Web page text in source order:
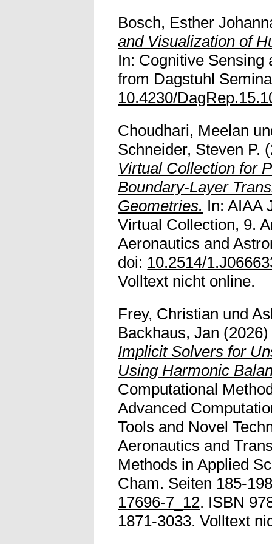
Bosch, Esther
and Visualization of
In: Cognitive Sensing
from Dagstuhl
10.4230/
Choudhari, Meelan
Schneider, Steven P.
Virtual Collection for
Boundary-Layer
Geometries. In: AIAA
Virtual Collection, 9.
Aeronautics and
doi: 10.2514/
Volltext nicht online.
Frey, Christian und
Backhaus, Jan
Implicit Solvers for
Using Harmonic
Computational
Advanced
Tools and Novel
Aeronautics and
Methods in Applied
Cham. Seiten 185-
17696-7_12. ISBN
1871-3033. Volltext